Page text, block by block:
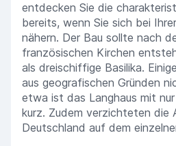
entdecken Sie die
bereits, wenn Sie sich bei
nähern. Der Bau sollte nach
französischen Kirchen
als dreischiffige Basilika.
aus geografischen Gründen
etwa ist das Langhaus mit
kurz. Zudem verzichteten die
Deutschland auf dem